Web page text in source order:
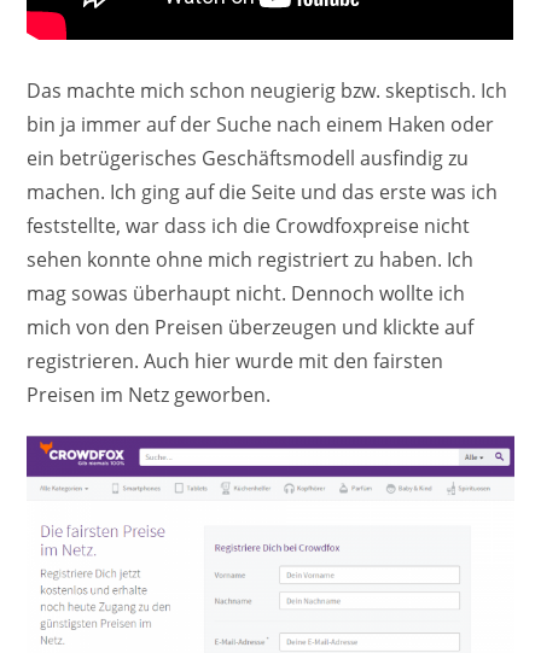
Das machte mich schon neugierig bzw. skeptisch. Ich
bin ja immer auf der Suche nach einem Haken oder
ein betrügerisches Geschäftsmodell ausfindig zu
machen. Ich ging auf die Seite und das erste was ich
feststellte, war dass ich die Crowdfoxpreise nicht
sehen konnte ohne mich registriert zu haben. Ich
mag sowas überhaupt nicht. Dennoch wollte ich
mich von den Preisen überzeugen und klickte auf
registrieren. Auch hier wurde mit den fairsten
Preisen im Netz geworben.